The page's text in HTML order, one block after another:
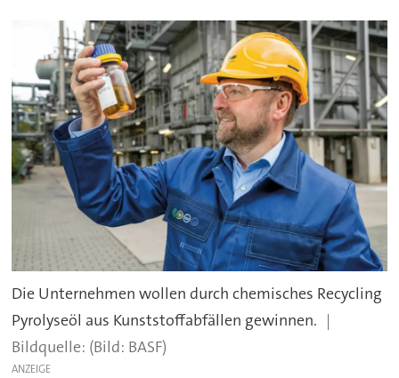
Die Unternehmen wollen durch chemisches Recycling
Pyrolyseöl aus Kunststoffabfällen gewinnen.
(Bild: BASF)
ANZEIGE